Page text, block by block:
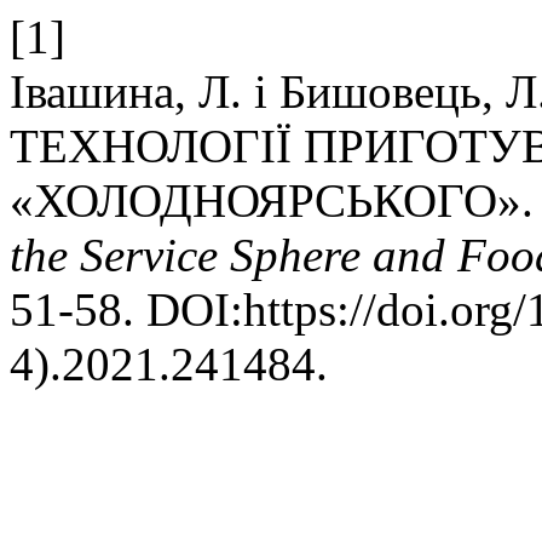
[1]
Івашина, Л. і Бишовець,
ТЕХНОЛОГІЇ
the Service Sphere and
51-58. DOI:https://
4).2021.241484.